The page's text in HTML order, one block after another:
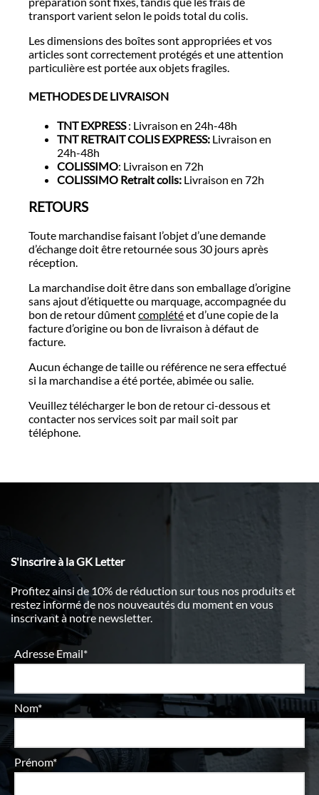
transport varient selon le poids total du colis.
Les dimensions des boîtes sont appropriées et vos
articles sont correctement protégés et une attention
particulière est portée aux objets fragiles.
METHODES DE LIVRAISON
TNT EXPRESS: Livraison en 24h-48h
TNT RETRAIT COLIS EXPRESS: Livraison en
24h-48h
COLISSIMO: Livraison en 72h
COLISSIMO Retrait colis: Livraison en 72h
RETOURS
Toute marchandise faisant l’objet d’une demande
d’échange doit être retournée sous 30 jours après
réception.
La marchandise doit être dans son emballage d’origine
sans ajout d’étiquette ou marquage, accompagnée du
bon de retour dûmentcomplétéet d’une copie de la
facture d’origine ou bon de livraison à défaut de
facture.
Aucun échange de taille ou référence ne sera effectué
si la marchandise a été portée, abimée ou salie.
Veuillez télécharger le bon de retour ci-dessous et
contacter nos services soit par mail soit par
téléphone.
S'inscrire à la GK Letter
Profitez ainsi de 10% de réduction sur tous nos produits et
restez informé de nos nouveautés du moment en vous
inscrivant à notre newsletter.
Adresse Email*
Nom*
Prénom*